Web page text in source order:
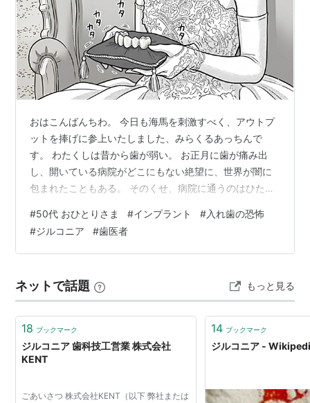
おはこんばんちわ。 今日も海馬を刺激すべく、アウトプ
ットを捧げに参上いたしました、みらくるあっちんで
す。 わたくしは昔から歯が弱い。 お正月に歯が痛み出
し、開いている病院がどこにもない絶望に、世界が闇に
包まれたこともある。 そのくせ、病院に通うのはひたす
る……そんな自堕落なループを繰り返してきた。 だがこ
こ数年、ボロつきあげた私の歯は、日々の食いしばりに
耐えかねて、ついに悲鳴を上げはじめた。 歯茎に溜まる
りない感覚。 意を決して門を叩いた歯医者で、宣告され
た言葉はあまりに無慈悲だった。 「あっ…
#50代 おひとりさま #インプラント #入れ歯の恐怖
#ジルコニア #歯医者
ネットで話題 もっと見る
18 ブックマーク
ジルコニア 歯科技工営業 株式会社
KENT
ごあいさつ 株式会社KENT（以下 弊社または
14 ブックマーク
ジルコニア -